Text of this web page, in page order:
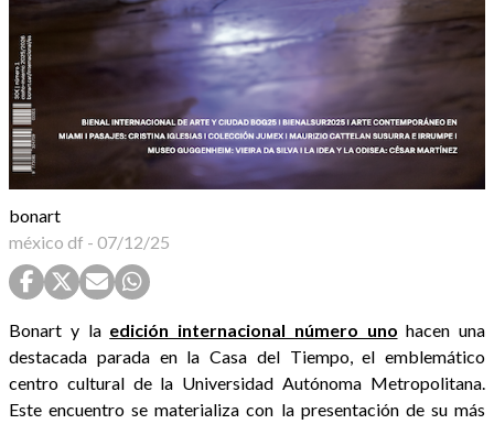
bonart
méxico df - 07/12/25
Bonart y la edición internacional número uno hacen una
destacada parada en la Casa del Tiempo, el emblemático
centro cultural de la Universidad Autónoma Metropolitana.
Este encuentro se materializa con la presentación de su más